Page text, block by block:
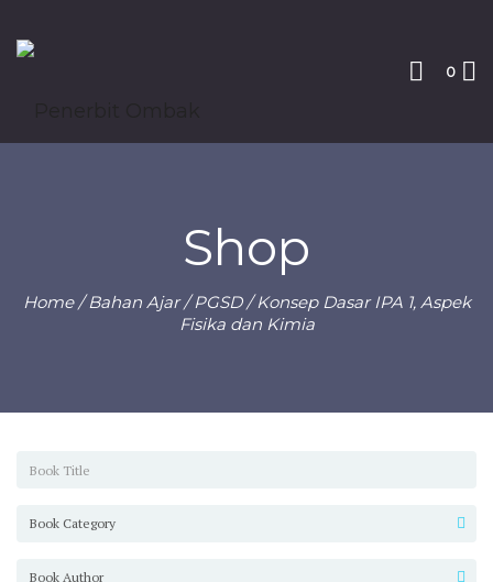
0
Shop
Home/Bahan Ajar/PGSD/ Konsep Dasar IPA 1, Aspek
Fisika dan Kimia